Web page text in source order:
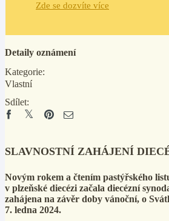
Zde se dozvíte více
Detaily oznámení
Kategorie:
Vlastní
Sdílet:
SLAVNOSTNÍ ZAHÁJENÍ
Novým rokem a čtením pastýřského
v plzeňské diecézi začala diecézní
zahájena na závěr doby vánoční, o
7. ledna 2024.